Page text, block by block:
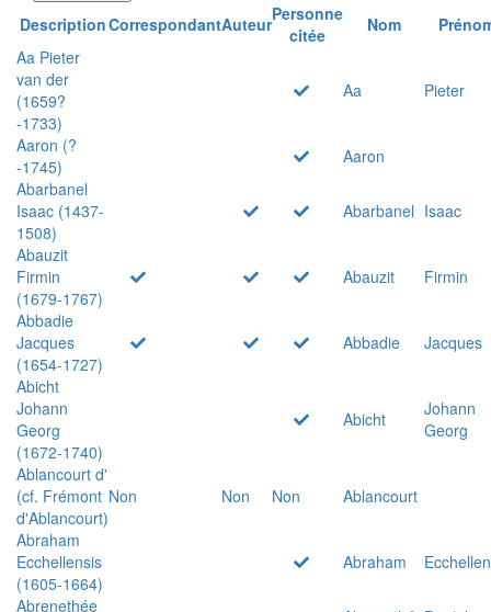
DescriptionCorrespondantAuteurPersonne
citée
Nom
Aa Pieter
van der
(1659?
-1733)
Aa Pieter
Aaron (?
-1745)
Aaron
Abarbanel
Isaac (1437-
1508)
Abarbanel Isaac
Abauzit
Firmin
(1679-1767)
Abauzit
Firmin
Abbadie
Jacques
(1654-1727)
Abbadie
Jacques
Abicht
Johann
Georg
(1672-1740)
Abicht
Johann
Georg
Ablancourt d'
(cf. Frémont
d'Ablancourt)
Non Non Non
Ablancourt
Abraham
Ecchellensis
(1605-1664)
Abraham
Abrenethée